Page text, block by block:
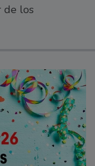
de los